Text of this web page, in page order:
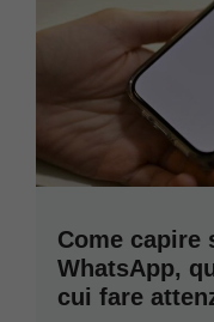
Come capire
WhatsApp,
cui fare